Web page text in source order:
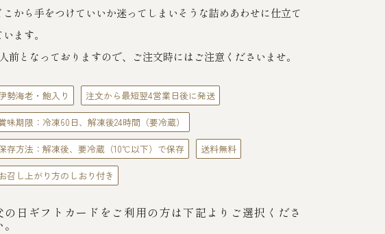
こから手をつけていいか迷ってしまいそうな詰めあわせに仕立て
います。
前となっておりますので、ご注文時にはご注意くださいませ。
勢海老・鮑入り 注文から最短翌4営業日後に発送
味期限：冷凍60日、解凍後24時間（要冷蔵）
存方法：解凍後、要冷蔵（10℃以下）で保存 送料無料
お召し上がり方のしおり付き
の日ギフトカードをご利用の方は下記よりご選択くださ